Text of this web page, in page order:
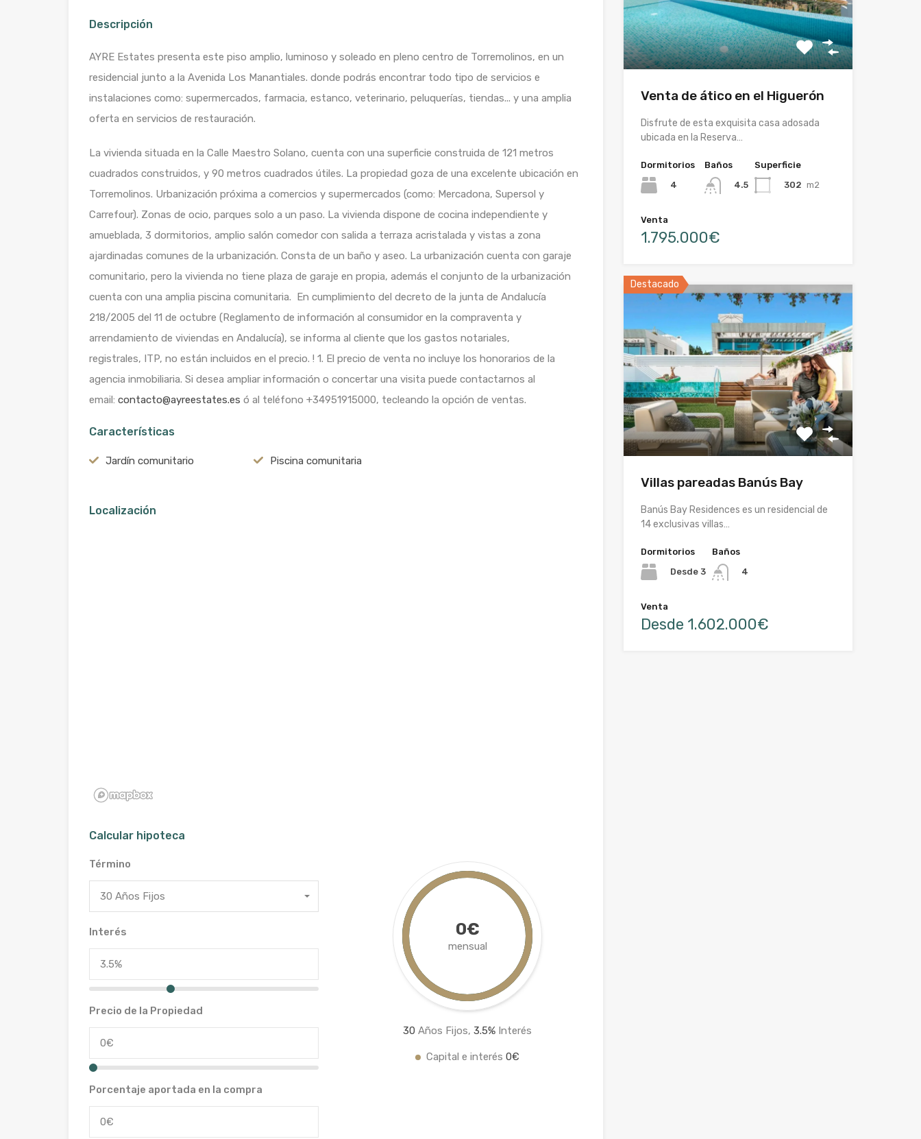
Descripción
AYRE Estates presenta este piso amplio, luminoso y soleado en pleno centro de Torremolinos, en un
residencial junto a la Avenida Los Manantiales. donde podrás encontrar todo tipo de servicios e
instalaciones como: supermercados, farmacia, estanco, veterinario, peluquerías, tiendas... y una amplia
oferta en servicios de restauración.
La vivienda situada en la Calle Maestro Solano, cuenta con una superficie construida de 121 metros
cuadrados construidos, y 90 metros cuadrados útiles. La propiedad goza de una excelente ubicación en
Torremolinos. Urbanización próxima a comercios y supermercados (como: Mercadona, Supersol y
Carrefour). Zonas de ocio, parques solo a un paso. La vivienda dispone de cocina independiente y
amueblada, 3 dormitorios, amplio salón comedor con salida a terraza acristalada y vistas a zona
ajardinadas comunes de la urbanización. Consta de un baño y aseo. La urbanización cuenta con garaje
comunitario, pero la vivienda no tiene plaza de garaje en propia, además el conjunto de la urbanización
cuenta con una amplia piscina comunitaria. En cumplimiento del decreto de la junta de Andalucía
218/2005 del 11 de octubre (Reglamento de información al consumidor en la compraventa y
arrendamiento de viviendas en Andalucía), se informa al cliente que los gastos notariales,
registrales, ITP, no están incluidos en el precio. ! 1. El precio de venta no incluye los honorarios de la
agencia inmobiliaria. Si desea ampliar información o concertar una visita puede contactarnos al
email: contacto@ayreestates.es ó al teléfono +34951915000, tecleando la opción de ventas.
Características
Jardín comunitario Piscina comunitaria
Localización
Calcular hipoteca
Término
30 Años Fijos
Interés
Precio de la Propiedad
Porcentaje aportada en la compra
0€
mensual
30 Años Fijos,3.5% Interés
Capital e interés0€
Venta de ático en el Higuerón
Disfrute de esta exquisita casa adosada
ubicada en la Reserva…
Dormitorios
4
Baños
4.5
Superficie
302 m2
Venta
1.795.000€
Destacado
Villas pareadas Banús Bay
Banús Bay Residences es un residencial de
14 exclusivas villas…
Dormitorios
Desde 3
Baños
4
Venta
Desde 1.602.000€